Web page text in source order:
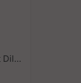
Otis - King Size Realistic Giant Dildo Kalın Dev Boy Gerçekçi Doku Realistik Yapay Penis 38x5.8 CM